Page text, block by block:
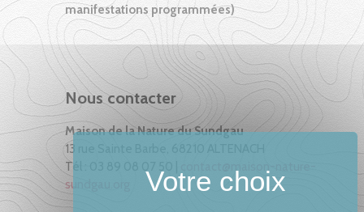
manifestations programmées)
Nous contacter
Maison de la Nature du Sundgau
13 rue Sainte Barbe, 68210 ALTENACH
Tél : 03 89 08 07 50 |
sundgau.org